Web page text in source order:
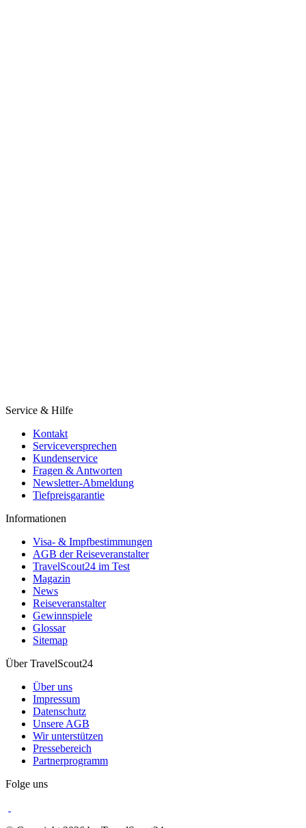
Service & Hilfe
Kontakt
Serviceversprechen
Kundenservice
Fragen & Antworten
Newsletter-Abmeldung
Tiefpreisgarantie
Informationen
Visa- & Impfbestimmungen
AGB der Reiseveranstalter
TravelScout24 im Test
Magazin
News
Reiseveranstalter
Gewinnspiele
Glossar
Sitemap
Über TravelScout24
Über uns
Impressum
Datenschutz
Unsere AGB
Wir unterstützen
Pressebereich
Partnerprogramm
Folge uns